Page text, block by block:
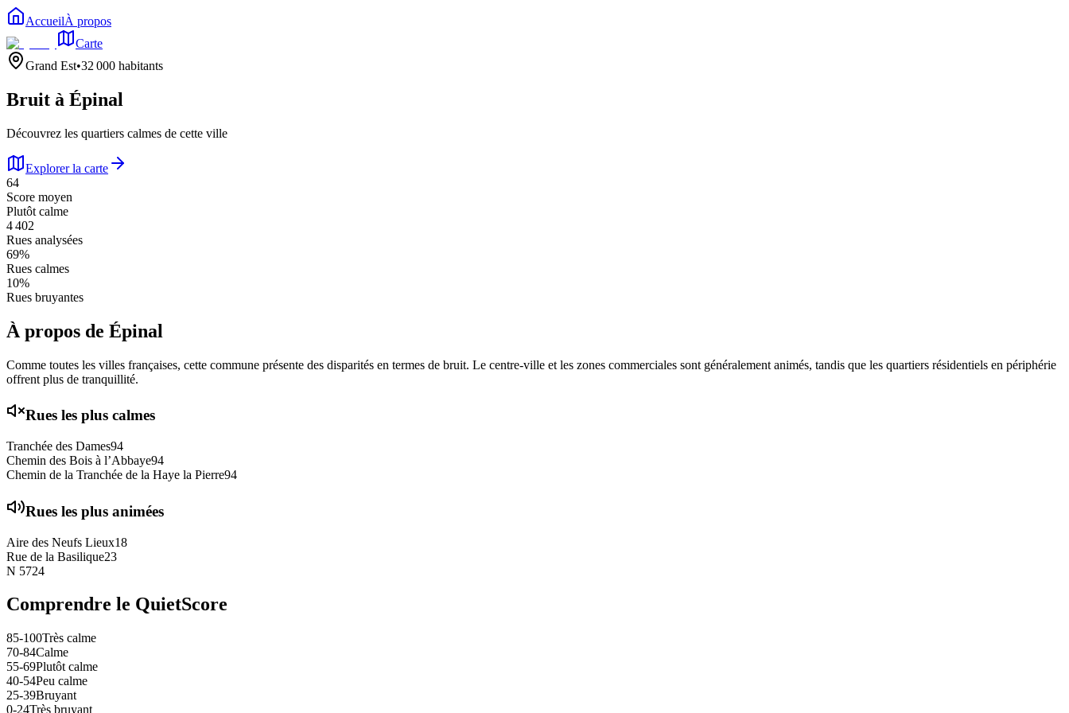
AccueilÀ propos
Carte
Grand Est•32 000 habitants
Bruit à Épinal
Découvrez les quartiers calmes de cette ville
Explorer la carte
64
Score moyen
Plutôt calme
4 402
Rues analysées
69%
Rues calmes
10%
Rues bruyantes
À propos de Épinal
Comme toutes les villes françaises, cette commune présente des disparités en termes de bruit. Le centre-ville et les zones commerciales sont généralement animés, tandis que les quartiers résidentiels en périphérie
offrent plus de tranquillité.
Rues les plus calmes
Tranchée des Dames94
Chemin des Bois à l’Abbaye94
Chemin de la Tranchée de la Haye la Pierre94
Rues les plus animées
Aire des Neufs Lieux18
Rue de la Basilique23
N 5724
Comprendre le QuietScore
85-100Très calme
70-84Calme
55-69Plutôt calme
40-54Peu calme
25-39Bruyant
0-24Très bruyant